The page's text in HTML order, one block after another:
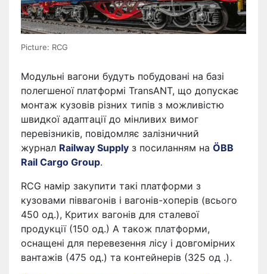
Picture: RCG
Модульні вагони будуть побудовані на базі
полегшеної платформі TransANT, що допускає
монтаж кузовів різних типів з можливістю
швидкої адаптації до мінливих вимог
перевізників, повідомляє залізничний
журнал Railway Supply з посиланням на ÖBB
Rail Cargo Group.
RCG намір закупити такі платформи з
кузовами піввагонів і вагонів-хоперів (всього
450 од.), Критих вагонів для сталевої
продукції (150 од.) А також платформи,
оснащені для перевезення лісу і довгомірних
вантажів (475 од.) та контейнерів (325 од .).